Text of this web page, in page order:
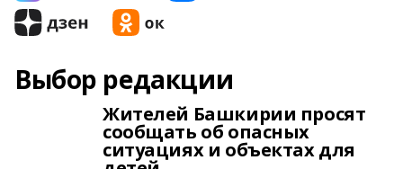
Выбор редакции
Жителей Башкирии просят
сообщать об опасных
ситуациях и объектах для